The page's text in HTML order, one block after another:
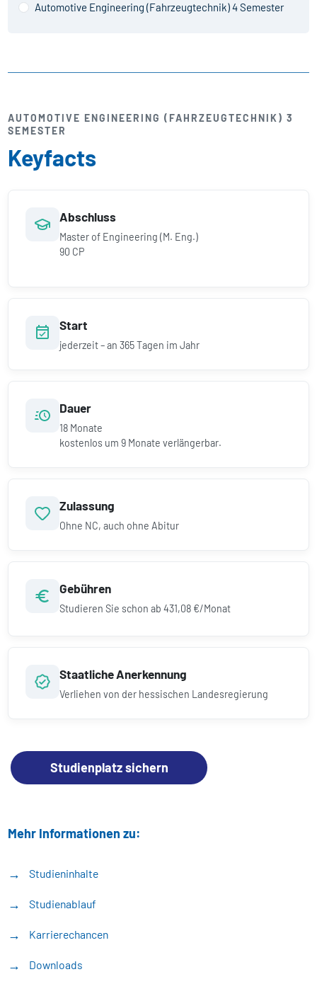
Automotive Engineering (Fahrzeug­technik) 4 Semester
AUTOMOTIVE ENGINEERING (FAHRZEUG­TECHNIK) 3
SEMESTER
Keyfacts
Abschluss
Master of Engineering (M. Eng.)
90 CP
Start
jederzeit – an 365 Tagen im Jahr
Dauer
18 Monate
kostenlos um9 Monate verlängerbar.
Zulassung
Ohne NC, auch ohne Abitur
Gebühren
Studieren Sie schon ab431,08 €/Monat
Staatliche Anerkennung
Verliehen von der hessischen Landesregierung
Studienplatz sichern
Mehr Informationen zu:
Studieninhalte
Studienablauf
Karrierechancen
Downloads